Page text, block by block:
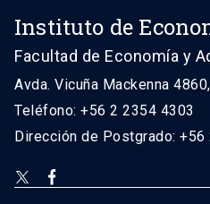
Instituto de
Facultad de Economía y
Avda. Vicuña Mackenna
Teléfono: +56 2 2354 4303
Dirección de Postgrado: +56